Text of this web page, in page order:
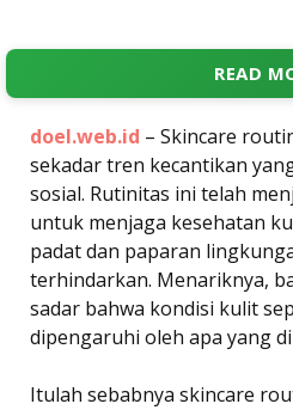
READ
doel.web.id – Skincare
sekadar tren kecantikan
sosial. Rutinitas ini telah
untuk menjaga kesehatan
padat dan paparan
terhindarkan. Menariknya,
sadar bahwa kondisi kulit
dipengaruhi oleh apa yang
Itulah sebabnya skincare